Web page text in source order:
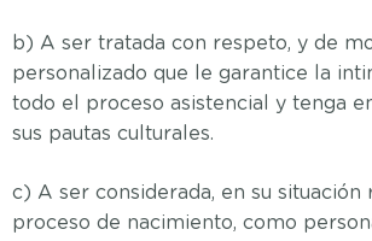
b) A ser tratada con respeto, y de
personalizado que le garantice la
todo el proceso asistencial y tenga
sus pautas culturales.
c) A ser considerada, en su situación
proceso de nacimiento, como